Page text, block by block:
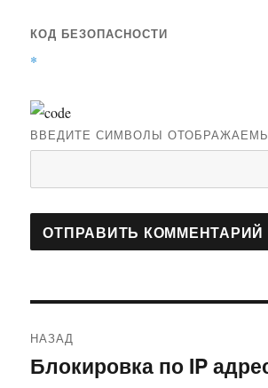
КОД БЕЗОПАСНОСТИ
*
ВВЕДИТЕ СИМВОЛЫ
по
НАЗАД
Предыдущая
Блокировка по IP